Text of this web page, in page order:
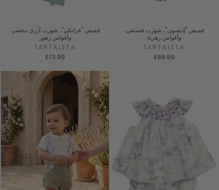
قميص "فرانكي"، شورت أزرق مخضر،
وأقواس زهور
TARTALETA
£73.99
قميص "إديسون"، شورت فستقي،
وأقواس زهرية
TARTALETA
£88.99